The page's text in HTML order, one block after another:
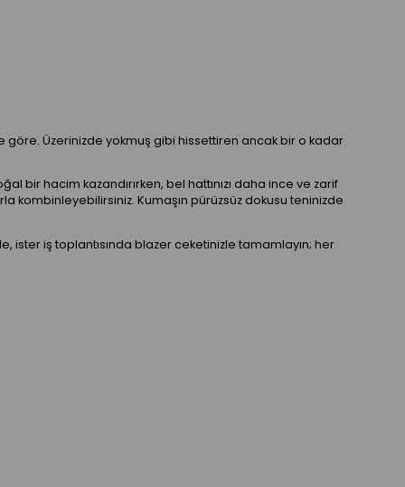
göre. Üzerinizde yokmuş gibi hissettiren ancak bir o kadar
bir hacim kazandırırken, bel hattınızı daha ince ve zarif
kombinleyebilirsiniz. Kumaşın pürüzsüz dokusu teninizde
ister iş toplantısında blazer ceketinizle tamamlayın; her